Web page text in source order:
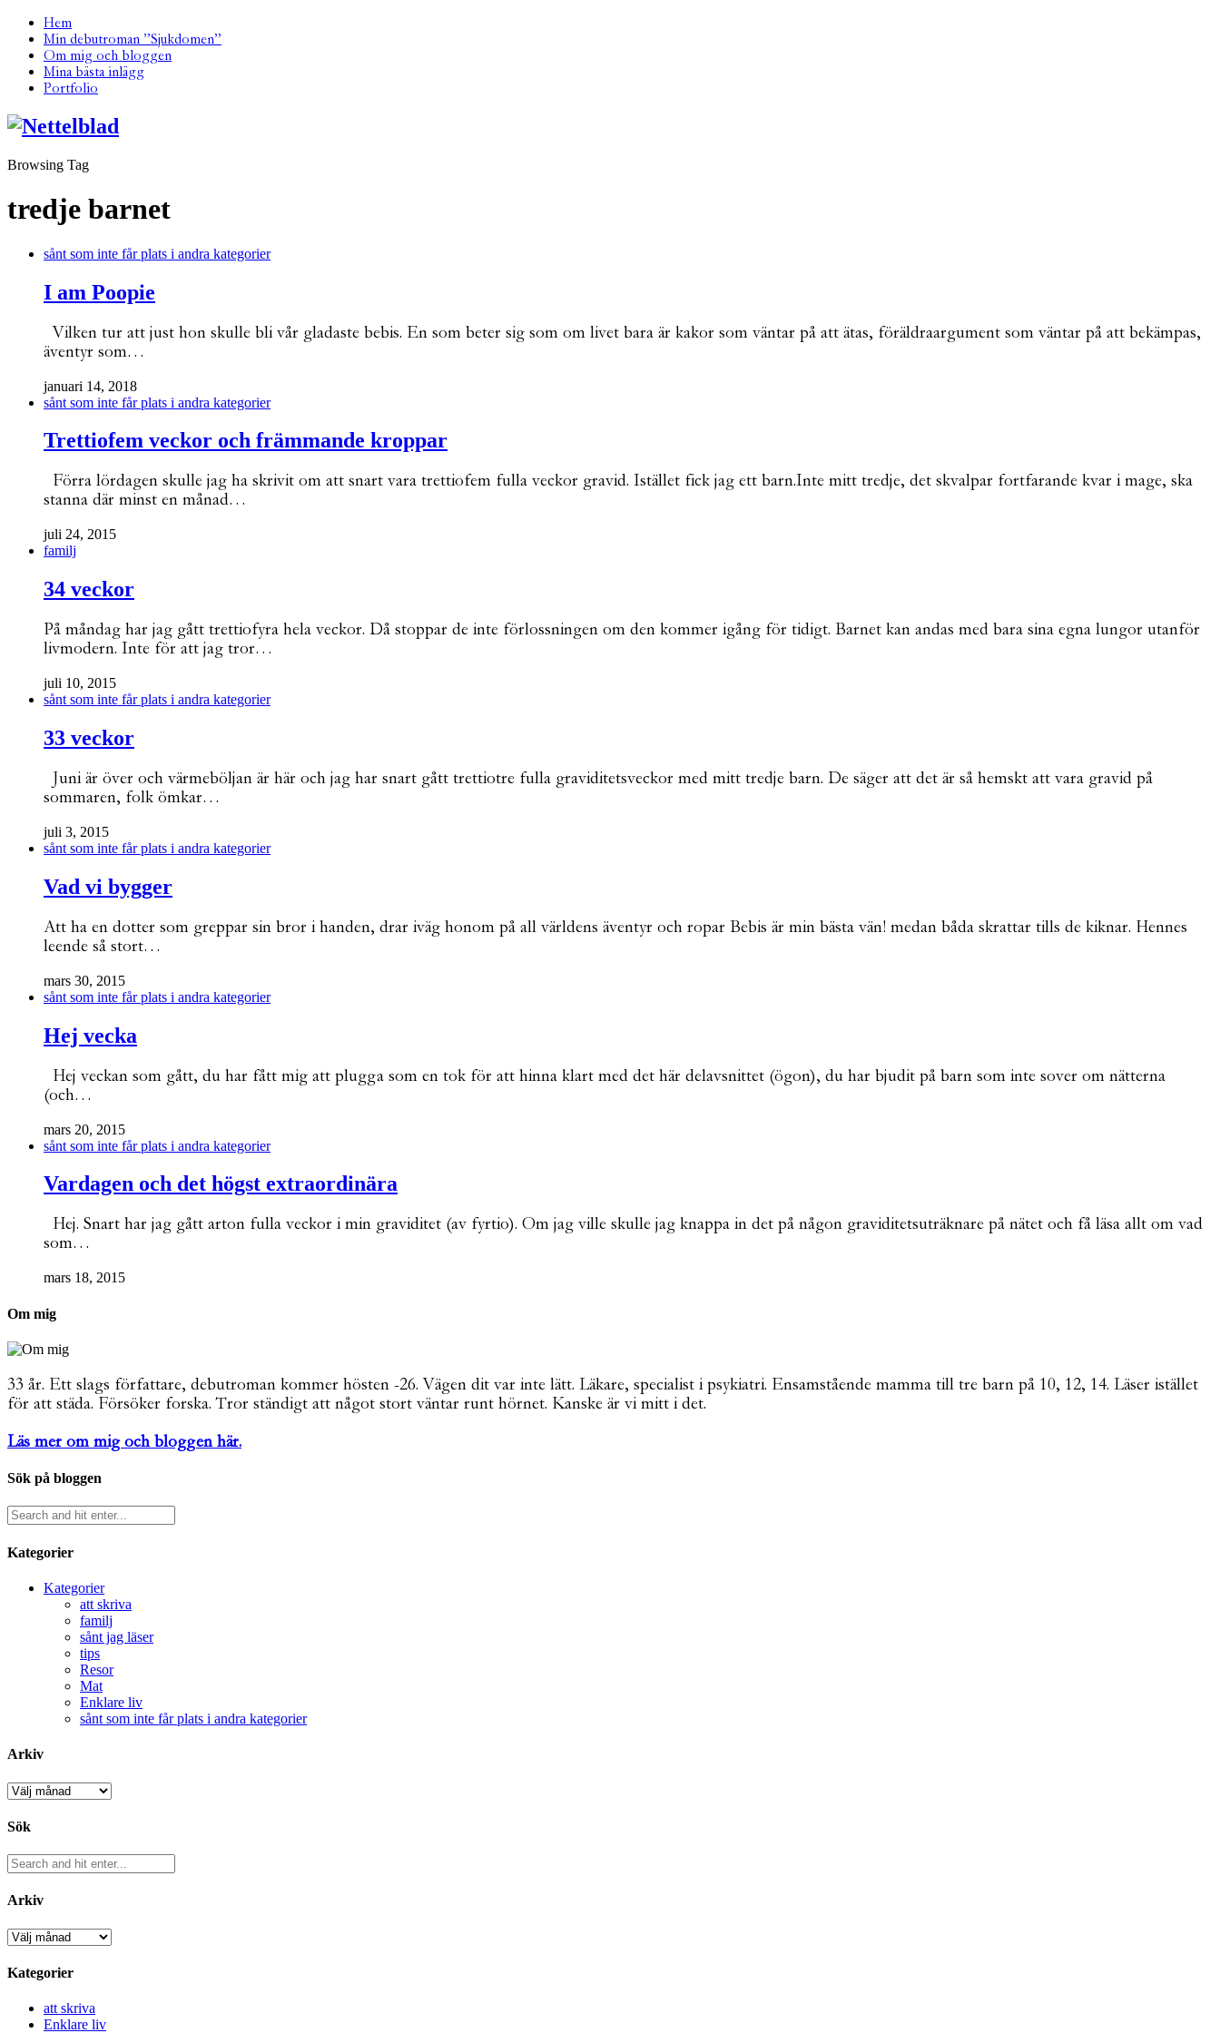
Hem
Min debutroman ”Sjukdomen”
Om mig och bloggen
Mina bästa inlägg
Portfolio
Browsing Tag
tredje barnet
sånt som inte får plats i andra kategorier
I am Poopie
Vilken tur att just hon skulle bli vår gladaste bebis. En som beter sig som om livet bara är kakor som väntar på att ätas, föräldraargument som väntar på att bekämpas,
äventyr som…
januari 14, 2018
sånt som inte får plats i andra kategorier
Trettiofem veckor och främmande kroppar
Förra lördagen skulle jag ha skrivit om att snart vara trettiofem fulla veckor gravid. Istället fick jag ett barn.Inte mitt tredje, det skvalpar fortfarande kvar i mage, ska
stanna där minst en månad…
juli 24, 2015
familj
34 veckor
På måndag har jag gått trettiofyra hela veckor. Då stoppar de inte förlossningen om den kommer igång för tidigt. Barnet kan andas med bara sina egna lungor utanför
livmodern. Inte för att jag tror…
juli 10, 2015
sånt som inte får plats i andra kategorier
33 veckor
Juni är över och värmeböljan är här och jag har snart gått trettiotre fulla graviditetsveckor med mitt tredje barn. De säger att det är så hemskt att vara gravid på
sommaren, folk ömkar…
juli 3, 2015
sånt som inte får plats i andra kategorier
Vad vi bygger
Att ha en dotter som greppar sin bror i handen, drar iväg honom på all världens äventyr och ropar Bebis är min bästa vän! medan båda skrattar tills de kiknar. Hennes
leende så stort…
mars 30, 2015
sånt som inte får plats i andra kategorier
Hej vecka
Hej veckan som gått, du har fått mig att plugga som en tok för att hinna klart med det här delavsnittet (ögon), du har bjudit på barn som inte sover om nätterna
(och…
mars 20, 2015
sånt som inte får plats i andra kategorier
Vardagen och det högst extraordinära
Hej. Snart har jag gått arton fulla veckor i min graviditet (av fyrtio). Om jag ville skulle jag knappa in det på någon graviditetsuträknare på nätet och få läsa allt om vad
som…
mars 18, 2015
Om mig
33 år. Ett slags författare, debutroman kommer hösten -26. Vägen dit var inte lätt. Läkare, specialist i psykiatri. Ensamstående mamma till tre barn på 10, 12, 14. Läser istället
för att städa. Försöker forska. Tror ständigt att något stort väntar runt hörnet. Kanske är vi mitt i det.
Läs mer om mig och bloggen här.
Sök på bloggen
Kategorier
Kategorier
att skriva
familj
sånt jag läser
tips
Resor
Mat
Enklare liv
sånt som inte får plats i andra kategorier
Arkiv
Arkiv
Sök
Arkiv
Arkiv
Kategorier
att skriva
Enklare liv